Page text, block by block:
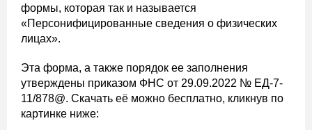
формы, которая так и называется
«Персонифицированные сведения о физических
лицах».
Эта форма, а также порядок ее заполнения
утверждены приказом ФНС от 29.09.2022 № ЕД-7-
11/878@. Скачать её можно бесплатно, кликнув по
картинке ниже: